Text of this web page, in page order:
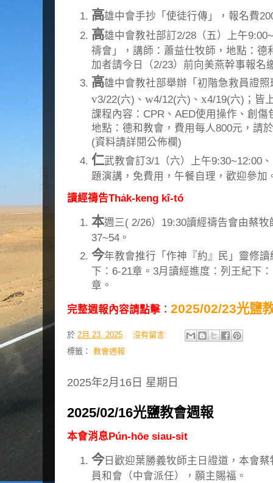
高雄中會手抄「使徒行傳」，報名費
高雄中會教社部訂2/28（五）上午
禱會」，講師：蕭益仕牧師，地點：德
加者請今日（2/23）前向美燕幹事報名
高雄中會教社部舉辦「初階急救員證
v3/22(六)、 w4/12(六)、 x4/19(六)；皆
課程內容：CPR、AED使用操作、創
地點：德和教會，費用每人800元，請
(資料請詳閱公佈欄)
仁武教會訂3/1（六）上午9:30~12:00
題演講，免費用，午餐自理，歡迎參加
讀經禱告Tha̍k-keng kî-tó
本週三( 2/26）19:30讀經禱告會由蔡
37~54。
今年教會推行「作神『約』民」靈修
下：6-21章。3月讀經進度：列王紀下
章。
完整週報內容請點擊 ： 2025/02/23光鹽
於 2月 23, 2025
沒有留言:
標籤： 教會週報
2025年2月16日 星期日
2025/02/16光鹽教會週報
本會消息Pún-hōe siau-sit
今日歡迎葉勝義牧師主日證道，本會
員和會（中會派任），願主賜福。